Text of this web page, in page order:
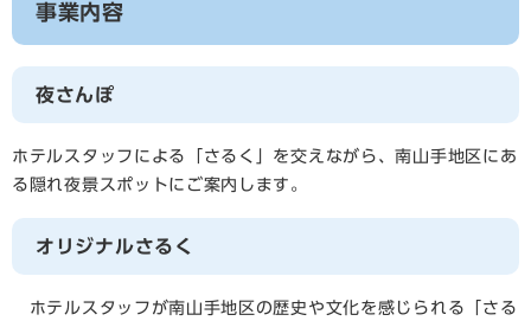
事業内容
夜さんぽ
ホテルスタッフによる「さるく」を交えながら、南山手地区にあ
る隠れ夜景スポットにご案内します。
オリジナルさるく
ホテルスタッフが南山手地区の歴史や文化を感じられる「さる